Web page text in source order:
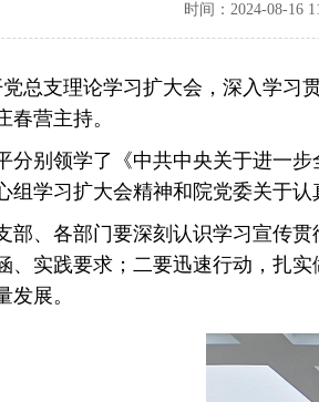
时间：2024-08-16
总支理论学习扩大会，深入学
营主持。
分别领学了《中共中央关于进一
组学习扩大会精神和院党委关于
部、各部门要深刻认识学习宣传
、实践要求；二要迅速行动，扎
展。